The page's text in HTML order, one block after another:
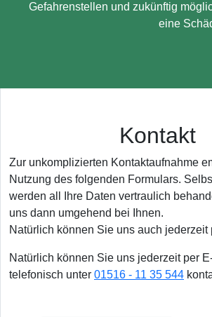
Gefahrenstellen und zukünftig
eine
Kontakt
Zur unkomplizierten Kontaktaufnahme
Nutzung des folgenden Formulars.
werden all Ihre Daten vertraulich
uns dann umgehend bei Ihnen.
Natürlich können Sie uns auch jederzeit
Natürlich können Sie uns jederzeit per
telefonisch unter 01516 - 11 35 544